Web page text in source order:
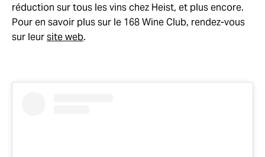
réduction sur tous les vins chez Heist, et plus encore.
Pour en savoir plus sur le 168 Wine Club, rendez-vous
sur leursite web.